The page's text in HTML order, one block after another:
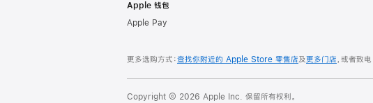
Apple 钱包
Apple Pay
更多选购方式：查找你附近的 Apple Store 零售店及更多门店，或者致电
Copyright © 2026 Apple Inc. 保留所有权利。